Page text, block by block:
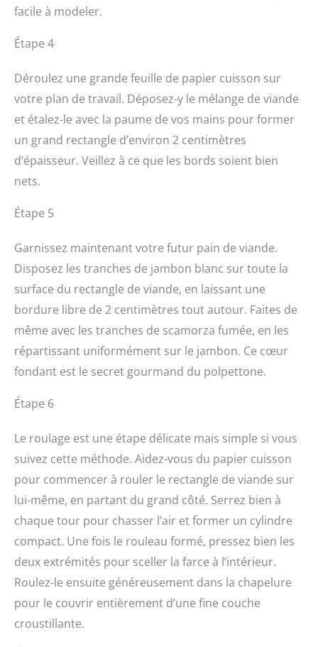
facile à modeler.
Étape 4
Déroulez une grande feuille de papier cuisson sur
votre plan de travail. Déposez-y le mélange de viande
et étalez-le avec la paume de vos mains pour former
un grand rectangle d’environ 2 centimètres
d’épaisseur. Veillez à ce que les bords soient bien
nets.
Étape 5
Garnissez maintenant votre futur pain de viande.
Disposez les tranches de jambon blanc sur toute la
surface du rectangle de viande, en laissant une
bordure libre de 2 centimètres tout autour. Faites de
même avec les tranches de scamorza fumée, en les
répartissant uniformément sur le jambon. Ce cœur
fondant est le secret gourmand du polpettone.
Étape 6
Le roulage est une étape délicate mais simple si vous
suivez cette méthode. Aidez-vous du papier cuisson
pour commencer à rouler le rectangle de viande sur
lui-même, en partant du grand côté. Serrez bien à
chaque tour pour chasser l’air et former un cylindre
compact. Une fois le rouleau formé, pressez bien les
deux extrémités pour sceller la farce à l’intérieur.
Roulez-le ensuite généreusement dans la chapelure
pour le couvrir entièrement d’une fine couche
croustillante.